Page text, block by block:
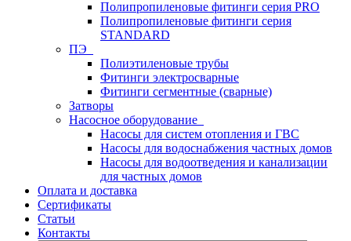
Полипропиленовые фитинги серия PRO
Полипропиленовые фитинги серия
STANDARD
ПЭ
Полиэтиленовые трубы
Фитинги электросварные
Фитинги сегментные (сварные)
Затворы
Насосное оборудование
Насосы для систем отопления и ГВС
Насосы для водоснабжения частных домов
Насосы для водоотведения и канализации
для частных домов
Оплата и доставка
Сертификаты
Статьи
Контакты